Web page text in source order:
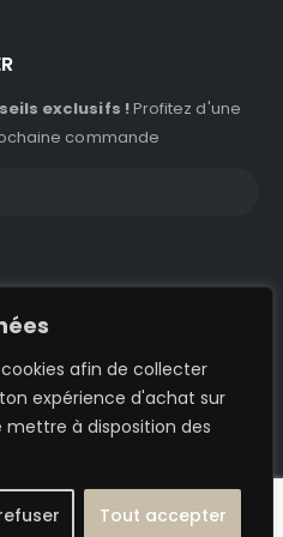
afin de collecter
expérience d'achat sur
à disposition des
Tout accepter
exclusifs !Profitez d'une
commande
Conditions générales d’utilisation